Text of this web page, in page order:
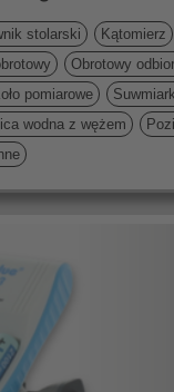
stolarski Kątomierz
Obrotowy
pomiarowe
wodna z wężem